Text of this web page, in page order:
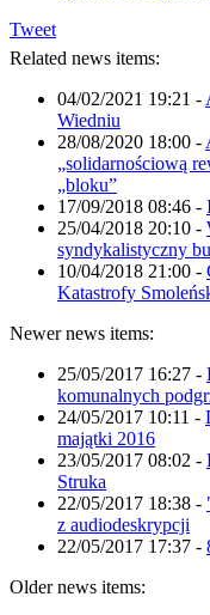
Tweet
Related news items:
04/02/2021 19:21 -
Wiedniu
28/08/2020 18:00 -
„solidarnościową
„bloku”
17/09/2018 08:46 -
25/04/2018 20:10 -
syndykalistyczny
10/04/2018 21:00 -
Katastrofy
Newer news items:
25/05/2017 16:27 -
komunalnych
24/05/2017 10:11 -
majątki 2016
23/05/2017 08:02 -
Struka
22/05/2017 18:38 -
z audiodeskrypcji
22/05/2017 17:37 -
Older news items: